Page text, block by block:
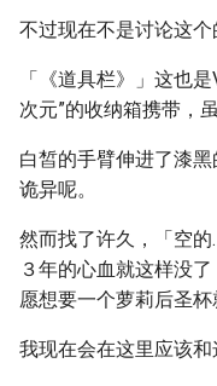
不过现在不是讨论这个
「《道具栏》」这也
次元”的收纳箱携带，
白皙的手臂伸进了漆
诡异呢。
然而找了许久，「空的
３年的心血就这样没
愿想要一个萝莉后圣
我现在会在这里应该和